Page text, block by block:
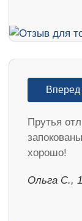
Вперед
Прутья
хорошо!
Ольга С.,